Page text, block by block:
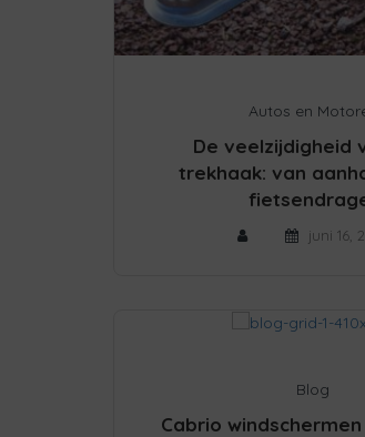
Autos en
De veelzijdigheid
trekhaak: van
juni 16,
Blog
Cabrio